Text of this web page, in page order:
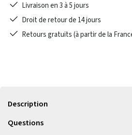
Livraison en 3 à 5 jours
Droit de retour de 14 jours
Retours gratuits (à partir de la
Description
Questions